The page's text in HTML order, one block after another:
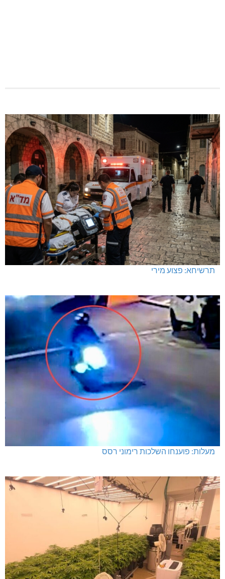
תרשיחא: פצוע מירי
מעלות: פוענחו השלכות רימוני רסס